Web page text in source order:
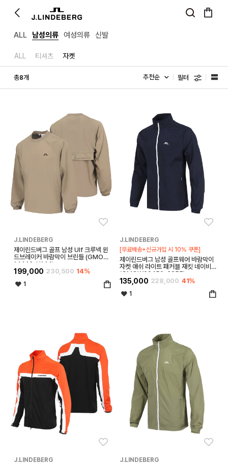
ALL 남성의류 여성의류 신발
ALL 티셔츠 자켓
총8개 필터
J.LINDEBERG
제이린드버그 골프 남성 Ulf 크루넥 윈
드브레이커 바람막이 브린들 (GMOW
14446-U144)
199,000 230,500 14%
1
J.LINDEBERG
[무료배송+신규가입 시 10% 쿠폰]
제이린드버그 남성 골프웨어 바람막이
자켓 애쉬 라이트 패커블 재킷 네이비
(GMOW09450-6855)
135,000 228,000 41%
1
J.LINDEBERG
J.LINDEBERG